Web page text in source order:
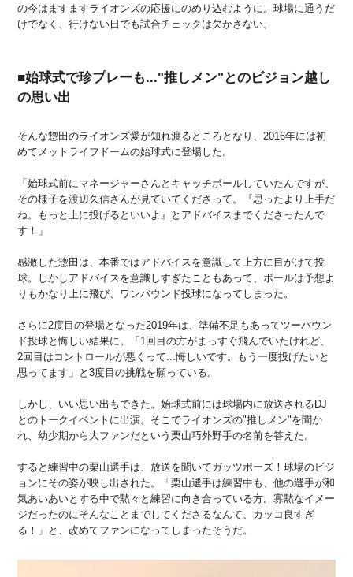
の今はますますライオンズの応援にのめり込むように。球場に通うだ
けでなく、行けない日でも試合チェックは欠かさない。
■始球式で珍プレーも..."推しメン"とのビジョン越し
の思い出
そんな惣田のライオンズ愛が知れ渡るところとなり、2016年には初
めてメットライフドームの始球式に登場した。
「始球式前にマネージャーさんとキャッチボールしていたんですが、
その様子を渡辺久信さんが見ていてくださって。『思ったより上手だ
ね。もっと上に投げるといいよ』とアドバイスまでくださったんで
す！」
感激した惣田は、本番ではアドバイスを意識して上方に目がけて投
球。しかしアドバイスを意識しすぎたこともあって、ボールは予想よ
りもかなり上に飛び、ワンバウンド投球になってしまった。
さらに2度目の登場となった2019年は、準備不足もあってツーバウン
ド投球と悔しい結果に。「1回目の方がまっすぐ飛んでいたけれど、
2回目はコントロールが悪くって...悔しいです。もう一度投げたいと
思ってます」と3度目の挑戦を願っている。
しかし、いい思い出もできた。始球式前には球場内に放送されるDJ
とのトークイベントに出演。そこでライオンズの"推しメン"を聞か
れ、幼少期から大ファンだという栗山巧外野手の名前を答えた。
すると練習中の栗山選手は、放送を聞いてガッツポーズ！球場のビジ
ョンにその姿が映し出された。「栗山選手は練習中も、他の選手が和
気あいあいとする中で黙々と練習に向き合っている方。寡黙なイメー
ジだったのにそんなことまでしてくださるなんて、カッコ良すぎ
る！」と、改めてファンになってしまったそうだ。